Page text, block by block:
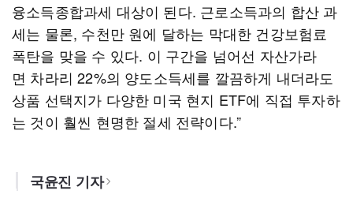
융소득종합과세 대상이 된다. 근로소득과의 합산 과
세는 물론, 수천만 원에 달하는 막대한 건강보험료
폭탄을 맞을 수 있다. 이 구간을 넘어선 자산가라
면 차라리 22%의 양도소득세를 깔끔하게 내더라도
상품 선택지가 다양한 미국 현지 ETF에 직접 투자하
는 것이 훨씬 현명한 절세 전략이다.”
국윤진 기자